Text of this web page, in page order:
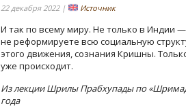
22 декабря 2022 | Источник
И так по всему миру. Не только в Индии
не реформируете всю социальную
этого движения, сознания Кришны.
уже происходит.
Из лекции Шрилы Прабхупады по
года